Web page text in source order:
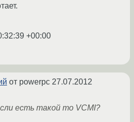
+00:00
от powerpc 27.07.2012
есть такой то VCMI?